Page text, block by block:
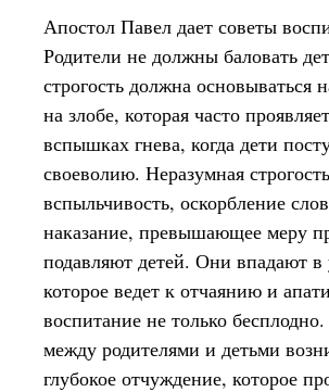
Апостол Павел дает советы
Родители не должны баловать
строгость должна основываться
на злобе, которая часто
вспышках гнева, когда дети
своеволию. Неразумная
вспыльчивость, оскорбление
наказание, превышающее меру
подавляют детей. Они впадают
которое ведет к отчаянию и
воспитание не только
между родителями и детьми
глубокое отчуждение, которое